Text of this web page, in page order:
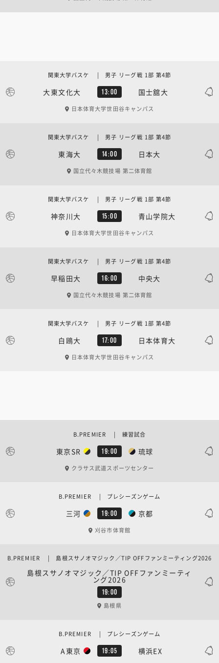
大東文化大 13:00 国士舘大
関東大学バスケ | 男子 リーグ戦 1部 第4節
日本体育大学世田谷キャンパス
東海大 14:00 日本大
関東大学バスケ | 男子 リーグ戦 1部 第4節
国立代々木競技場 第二体育館
神奈川大 15:00 青山学院大
関東大学バスケ | 男子 リーグ戦 1部 第4節
日本体育大学世田谷キャンパス
早稲田大 16:00 中央大
関東大学バスケ | 男子 リーグ戦 1部 第4節
国立代々木競技場 第二体育館
白鴎大 17:00 日本体育大
関東大学バスケ | 男子 リーグ戦 1部 第4節
日本体育大学世田谷キャンパス
東京SR 19:00 琉球
B.PREMIER | 練習試合
クラサス武道スポーツセンター
三河 19:00 京都
B.PREMIER | プレシーズンゲーム
刈谷市体育館
19:00
島根スサノオマジック／TIP OFFファンミーティ
ング2026
B.PREMIER | 島根スサノオマジック／TIP OFFファンミーティング2026
島根県
A東京 19:05 横浜EX
B.PREMIER | プレシーズンゲーム